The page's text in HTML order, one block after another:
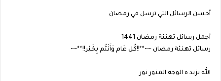
أحسن الرسائل التي ترسل في رمضان
أجمل رسائل تهنئة رمضان 1441
رسائل تهنئة رمضان ~~**!!كُل عَام وَأَنْتُم بِخَيْر!!**~~
الله يزيد ه الوجه المنور نور